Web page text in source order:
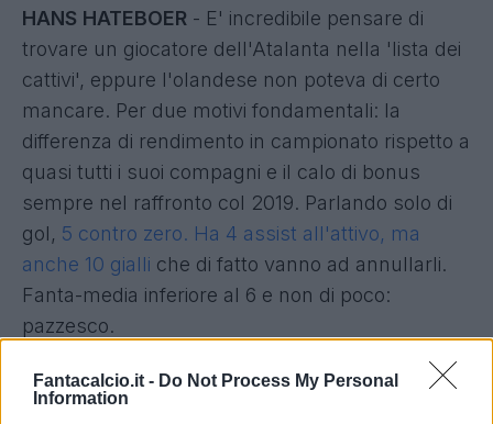
Fantacalcio.it - Do Not Process My Personal
Information
HANS HATEBOER - E' incredibile pensare di
trovare un giocatore dell'Atalanta nella 'lista dei
cattivi', eppure l'olandese non poteva di certo
mancare. Per due motivi fondamentali: la
differenza di rendimento in campionato rispetto a
quasi tutti i suoi compagni e il calo di bonus
sempre nel raffronto col 2019. Parlando solo di
gol, 5 contro zero. Ha 4 assist all'attivo, ma
anche 10 gialli che di fatto vanno ad annullarli.
Fanta-media inferiore al 6 e non di poco:
pazzesco.